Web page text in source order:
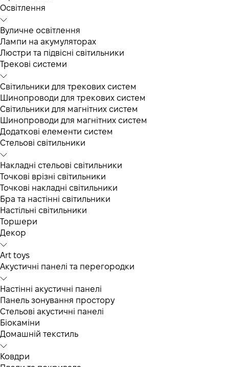
Освітлення
Вуличне освітлення
Лампи на акумуляторах
Люстри та підвісні світильники
Трекові системи
Світильники для трекових систем
Шинопроводи для трекових систем
Світильники для магнітних систем
Шинопроводи для магнітних систем
Додаткові елементи систем
Cтельові світильники
Накладні стельові світильники
Точкові врізні світильники
Точкові накладні світильники
Бра та настінні світильники
Настільні світильники
Торшери
Декор
Art toys
Акустичні панелі та перегородки
Настінні акустичні панелі
Панель зонування простору
Стельові акустичні панелі
Біокаміни
Домашній текстиль
Ковдри